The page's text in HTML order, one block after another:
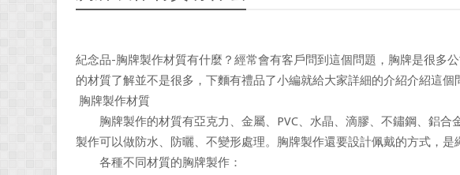
紀念品-胸牌製作材質有什麼？經常會有客戶問到這個問題，胸牌是很多
的材質了解並不是很多，下麵有禮品了小編就給大家詳細的介紹介紹這個
胸牌製作材質
胸牌製作的材質有亞克力、金屬、PVC、水晶、滴膠、不鏽鋼、鋁合
製作可以做防水、防曬、不變形處理。胸牌製作還要設計佩戴的方式，是
各種不同材質的胸牌製作：